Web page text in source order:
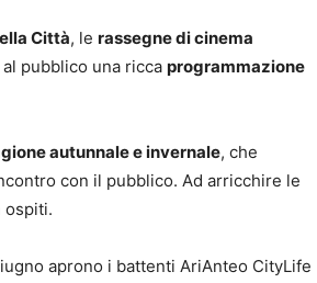
Città, le rassegne di cinema
pubblico una ricca programmazione
autunnale e invernale, che
con il pubblico. Ad arricchire le
ospiti.
aprono i battenti AriAnteo CityLife